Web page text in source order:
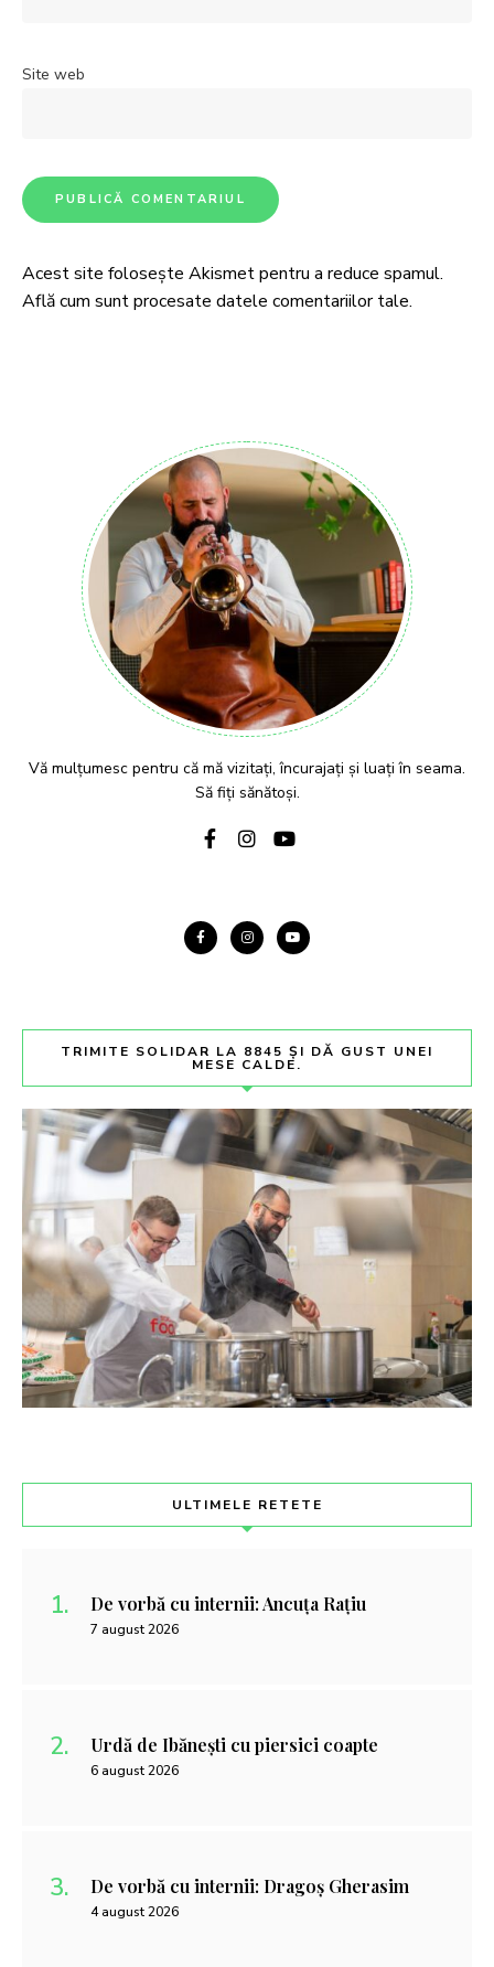
Site web
Acest site folosește Akismet pentru a reduce spamul.
Află cum sunt procesate datele comentariilor tale.
Vă mulțumesc pentru că mă vizitați, încurajați și luați în seama.
Să fiți sănătoși.
TRIMITE SOLIDAR LA 8845 ȘI DĂ GUST UNEI
MESE CALDE.
ULTIMELE RETETE
De vorbă cu internii: Ancuța Rațiu
7 august 2026
Urdă de Ibănești cu piersici coapte
6 august 2026
De vorbă cu internii: Dragoș Gherasim
4 august 2026